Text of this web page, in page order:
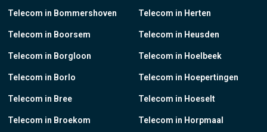
Telecom in Bommershoven
Telecom in Boorsem
Telecom in Borgloon
Telecom in Borlo
Telecom in Bree
Telecom in Broekom
Telecom in Herten
Telecom in Heusden
Telecom in Hoelbeek
Telecom in Hoepertingen
Telecom in Hoeselt
Telecom in Horpmaal